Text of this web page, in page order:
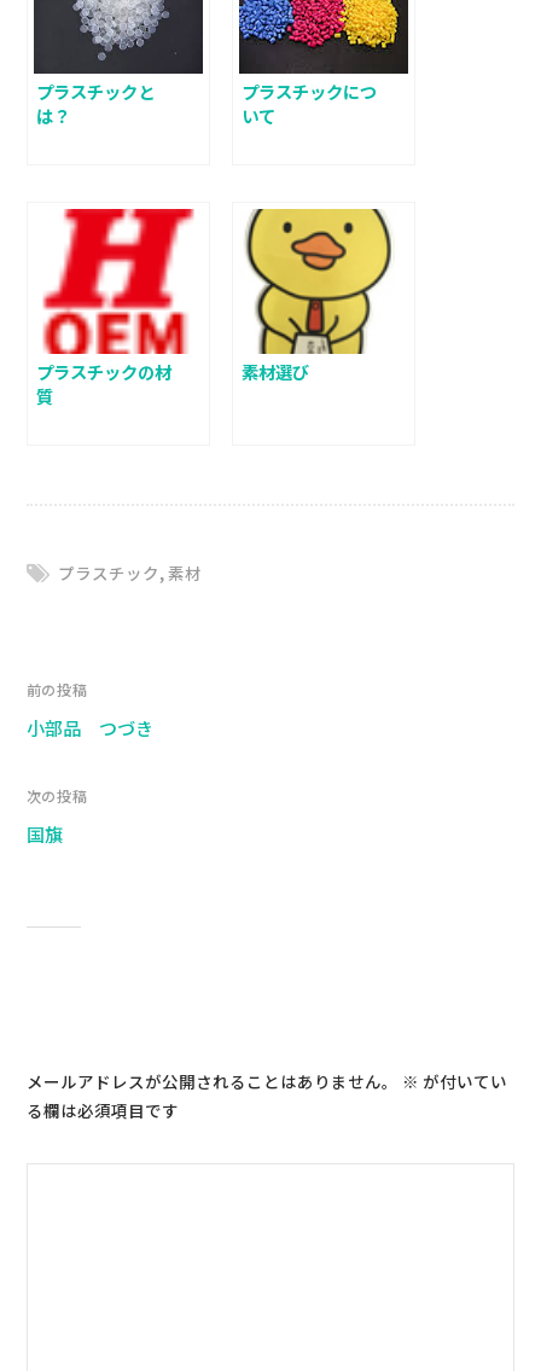
プラスチックと
は？
プラスチックにつ
いて
プラスチックの材
質
素材選び
プラスチック,素材
前の投稿
小部品 つづき
次の投稿
国旗
メールアドレスが公開されることはありません。 ※ が付いてい
る欄は必須項目です